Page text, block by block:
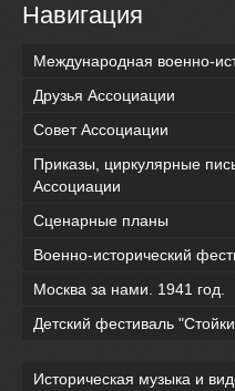
Навигация
Международная военно-
Друзья Ассоциации
Совет Ассоциации
Приказы, циркулярные
Ассоциации
Сценарные планы
Военно-исторический
Москва за нами. 1941 год.
Детский фестиваль
Историческая музыка и